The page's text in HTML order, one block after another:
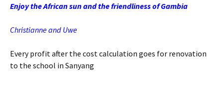
Enjoy the African sun and the friendliness of Gambia
Christianne and Uwe
Every profit after the cost calculation goes for renovation
to the school in Sanyang